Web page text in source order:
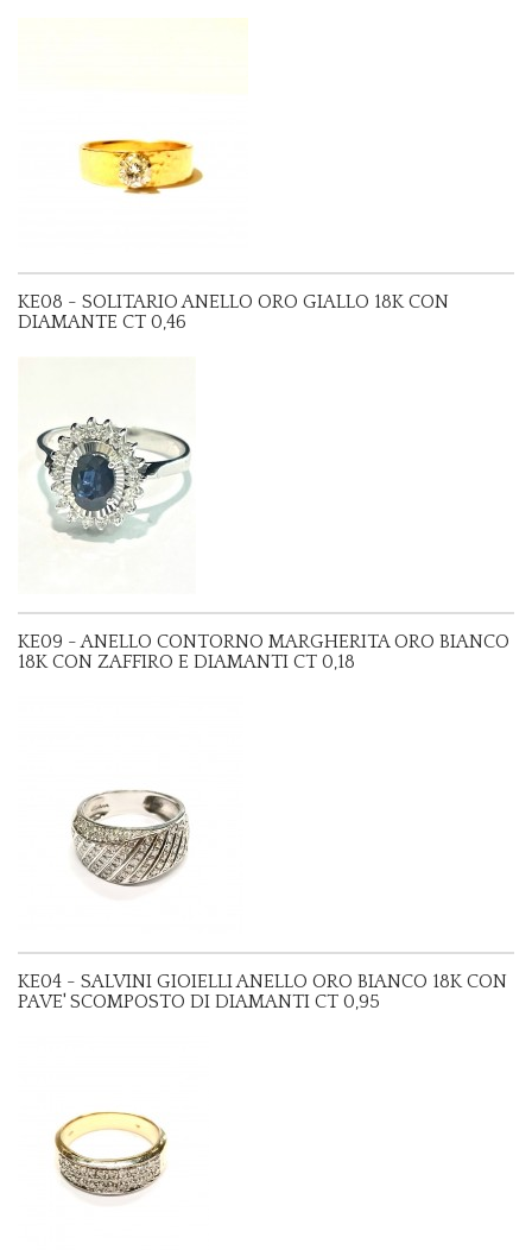
KE08 - SOLITARIO ANELLO ORO GIALLO 18K CON
DIAMANTE CT 0,46
KE09 - ANELLO CONTORNO MARGHERITA ORO BIANCO
18K CON ZAFFIRO E DIAMANTI CT 0,18
KE04 - SALVINI GIOIELLI ANELLO ORO BIANCO 18K CON
PAVE' SCOMPOSTO DI DIAMANTI CT 0,95